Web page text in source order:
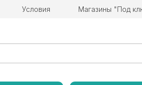
Условия Магазины "Под